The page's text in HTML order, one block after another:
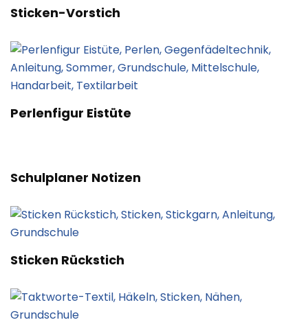
Sticken-Vorstich
Perlenfigur Eistüte
Schulplaner Notizen
Sticken Rückstich